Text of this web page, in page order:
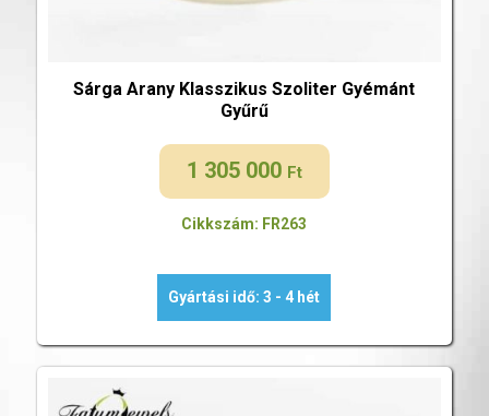
Sárga Arany Klasszikus Szoliter Gyémánt
Gyűrű
1 305 000 Ft
Cikkszám: FR263
Gyártási idő: 3 - 4 hét